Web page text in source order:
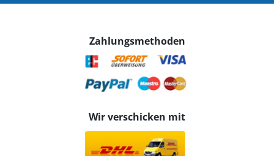
Zahlungsmethoden
Wir verschicken mit